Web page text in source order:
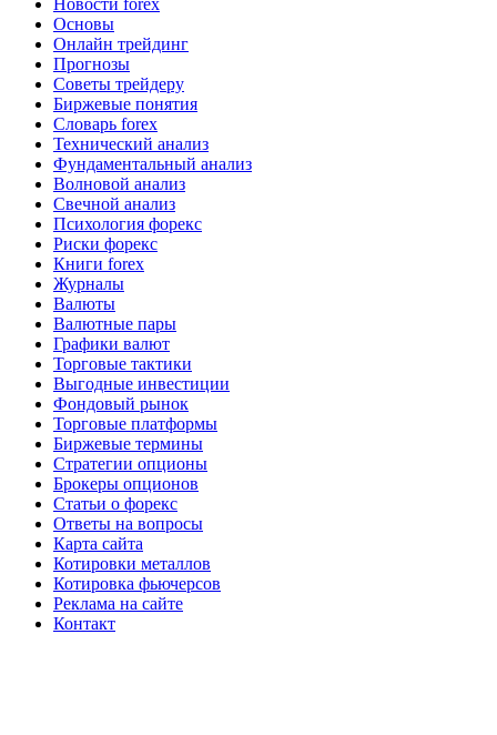
Новости forex
Основы
Онлайн трейдинг
Прогнозы
Советы трейдеру
Биржевые понятия
Словарь forex
Технический анализ
Фундаментальный анализ
Волновой анализ
Свечной анализ
Психология форекс
Риски форекс
Книги forex
Журналы
Валюты
Валютные пары
Графики валют
Торговые тактики
Выгодные инвестиции
Фондовый рынок
Торговые платформы
Биржевые термины
Стратегии опционы
Брокеры опционов
Статьи о форекс
Ответы на вопросы
Карта сайта
Котировки металлов
Котировка фьючерсов
Реклама на сайте
Контакт